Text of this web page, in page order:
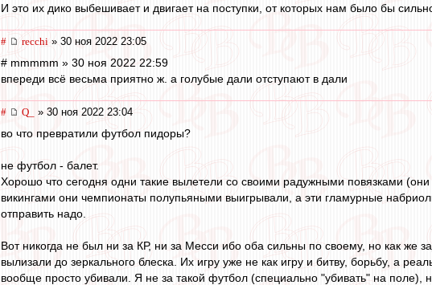
И это их дико выбешивает и двигает на поступки, от которых нам было бы
# recchi » 30 ноя 2022 23:05
# mmmmm » 30 ноя 2022 22:59
впереди всё весьма приятно ж. а голубые дали отступают в дали
# Q_ » 30 ноя 2022 23:04
во что превратили футбол пидоры?
не футбол - балет.
Хорошо что сегодня одни такие вылетели со своими радужными повязками
викингами они чемпионаты полупьяными выигрывали, а эти гламурные
отправить надо.
Вот никогда не был ни за КР, ни за Месси ибо оба сильны по своему, но как же
вылизали до зеркального блеска. Их игру уже не как игру и битву, борьбу, а
вообще просто убивали. Я не за такой футбол (специально "убивать" на